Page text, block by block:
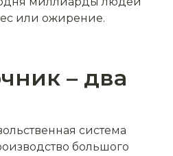
или ожирение.
– два
система
большого